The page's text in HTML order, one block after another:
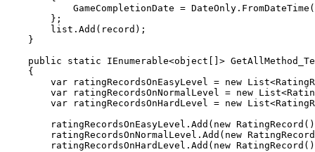
GameCompletionDate =
        };
        list.Add(record);
    }
public static IEnumerable<object[]>
    {
var ratingRecordsOnEasyLevel = new
var ratingRecordsOnNormalLevel = new
var ratingRecordsOnHardLevel = new
ratingRecordsOnEasyLevel.Add(new
ratingRecordsOnNormalLevel.Add(new
ratingRecordsOnHardLevel.Add(new